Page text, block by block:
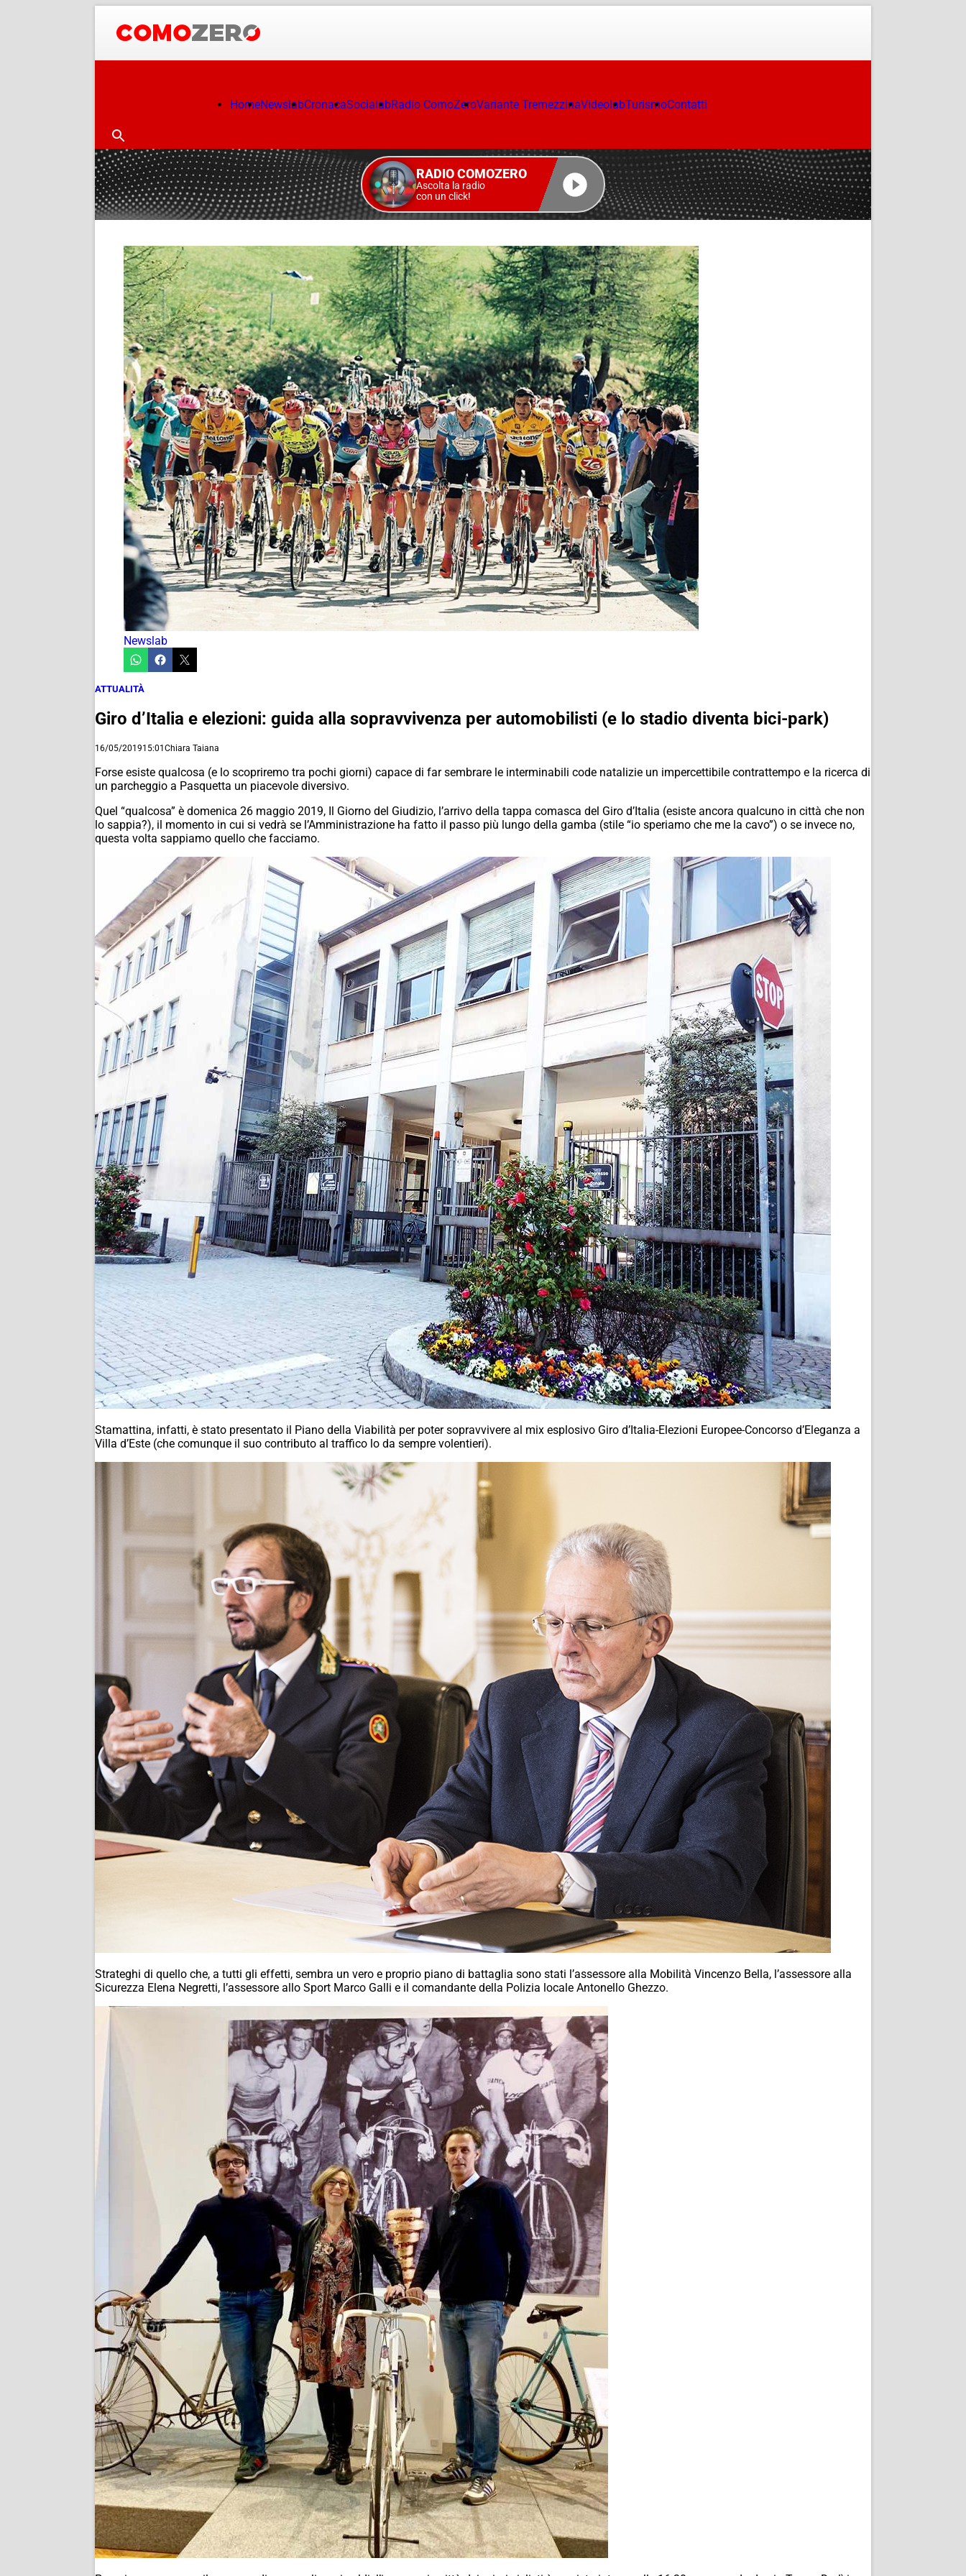
HomeNewslabCronacaSocialabRadio ComoZeroVariante TremezzinaVideolabTurismoContatti
RADIO COMOZERO
Ascolta la radio
con un click!
Newslab
ATTUALITÀ
Giro d’Italia e elezioni: guida alla sopravvivenza per automobilisti (e lo stadio diventa bici-park)
16/05/201915:01Chiara Taiana
Forse esiste qualcosa (e lo scopriremo tra pochi giorni) capace di far sembrare le interminabili code natalizie un impercettibile contrattempo e la ricerca di
un parcheggio a Pasquetta un piacevole diversivo.
Quel “qualcosa” è domenica 26 maggio 2019, Il Giorno del Giudizio, l’arrivo della tappa comasca del Giro d’Italia (esiste ancora qualcuno in città che non
lo sappia?), il momento in cui si vedrà se l’Amministrazione ha fatto il passo più lungo della gamba (stile “io speriamo che me la cavo”) o se invece no,
questa volta sappiamo quello che facciamo.
Stamattina, infatti, è stato presentato il Piano della Viabilità per poter sopravvivere al mix esplosivo Giro d’Italia-Elezioni Europee-Concorso d’Eleganza a
Villa d’Este (che comunque il suo contributo al traffico lo da sempre volentieri).
Strateghi di quello che, a tutti gli effetti, sembra un vero e proprio piano di battaglia sono stati l’assessore alla Mobilità Vincenzo Bella, l’assessore alla
Sicurezza Elena Negretti, l’assessore allo Sport Marco Galli e il comandante della Polizia locale Antonello Ghezzo.